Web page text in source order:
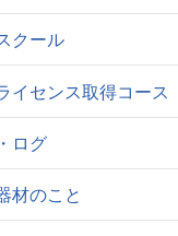
クール
イセンス取得コース
ログ
材のこと